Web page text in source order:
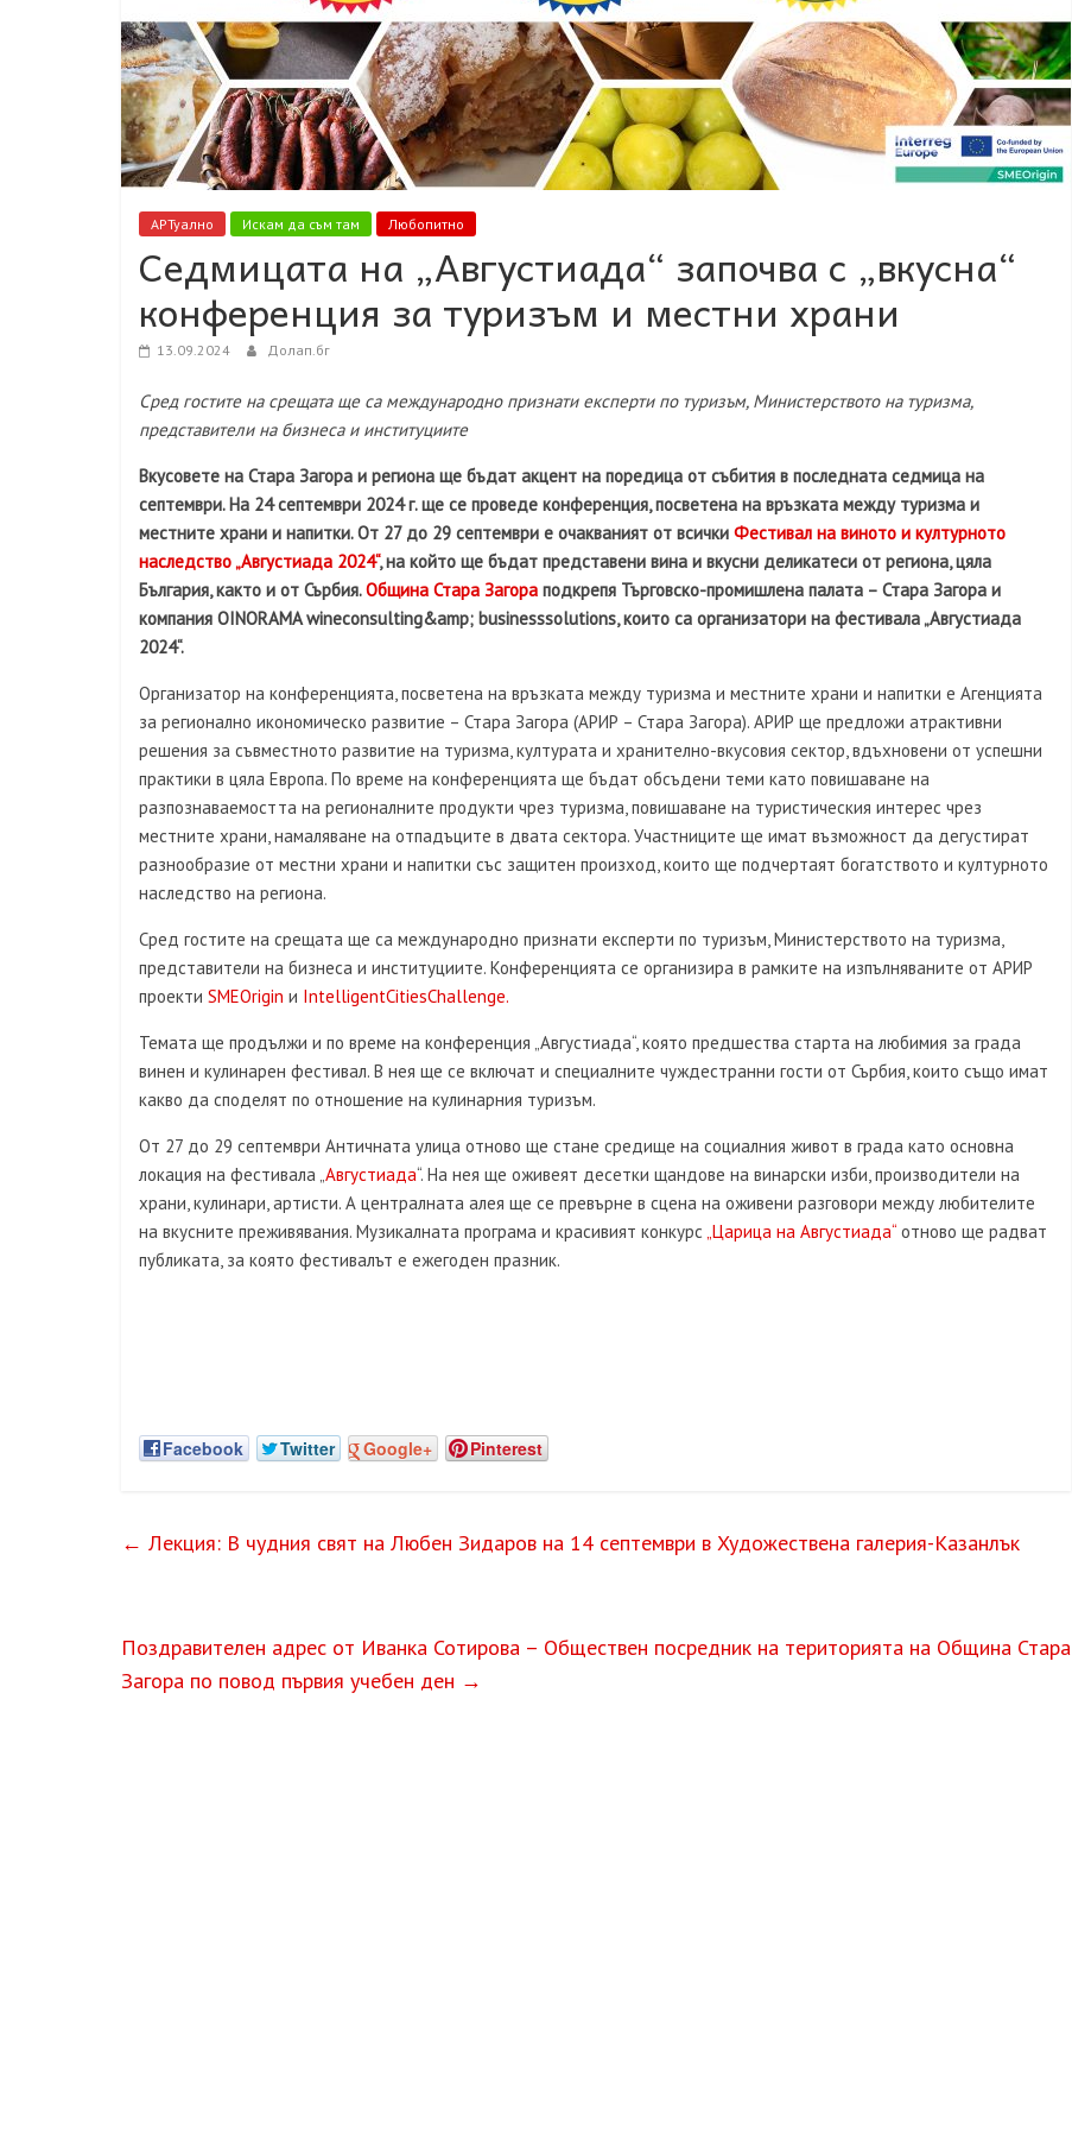
АРТуално Искам да съм там Любопитно
Седмицата на „Августиада“ започва с „вкусна“
конференция за туризъм и местни храни
13.09.2024 Долап.бг
Сред гостите на срещата ще са международно признати експерти по туризъм, Министерството на туризма,
представители на бизнеса и институциите
Вкусовете на Стара Загора и региона ще бъдат акцент на поредица от събития в последната седмица на
септември. На 24 септември 2024 г. ще се проведе конференция, посветена на връзката между туризма и
местните храни и напитки. От 27 до 29 септември е очакваният от всички Фестивал на виното и културното
наследство „Августиада 2024“, на който ще бъдат представени вина и вкусни деликатеси от региона, цяла
България, както и от Сърбия.Община Стара Загора подкрепя Търговско-промишлена палата – Стара Загора и
компания OINORAMA wineconsulting&amp; businesssolutions, които са организатори на фестивала „Августиада
2024“.
Организатор на конференцията, посветена на връзката между туризма и местните храни и напитки е Агенцията
за регионално икономическо развитие – Стара Загора (АРИР – Стара Загора). АРИР ще предложи атрактивни
решения за съвместното развитие на туризма, културата и хранително-вкусовия сектор, вдъхновени от успешни
практики в цяла Европа. По време на конференцията ще бъдат обсъдени теми като повишаване на
разпознаваемостта на регионалните продукти чрез туризма, повишаване на туристическия интерес чрез
местните храни, намаляване на отпадъците в двата сектора. Участниците ще имат възможност да дегустират
разнообразие от местни храни и напитки със защитен произход, които ще подчертаят богатството и културното
наследство на региона.
Сред гостите на срещата ще са международно признати експерти по туризъм, Министерството на туризма,
представители на бизнеса и институциите. Конференцията се организира в рамките на изпълняваните от АРИР
проекти SMEOrigin и IntelligentCitiesChallenge.
Темата ще продължи и по време на конференция „Августиада“, която предшества старта на любимия за града
винен и кулинарен фестивал. В нея ще се включат и специалните чуждестранни гости от Сърбия, които също имат
какво да споделят по отношение на кулинарния туризъм.
От 27 до 29 септември Античната улица отново ще стане средище на социалния живот в града като основна
локация на фестивала „Августиада“. На нея ще оживеят десетки щандове на винарски изби, производители на
храни, кулинари, артисти. А централната алея ще се превърне в сцена на оживени разговори между любителите
на вкусните преживявания. Музикалната програма и красивият конкурс „Царица на Августиада“ отново ще радват
публиката, за която фестивалът е ежегоден празник.
Facebook Twitter Google+ Pinterest
← Лекция: В чудния свят на Любен Зидаров на 14 септември в Художествена галерия-Казанлък
Поздравителен адрес от Иванка Сотирова – Обществен посредник на територията на Община Стара
Загора по повод първия учебен ден →